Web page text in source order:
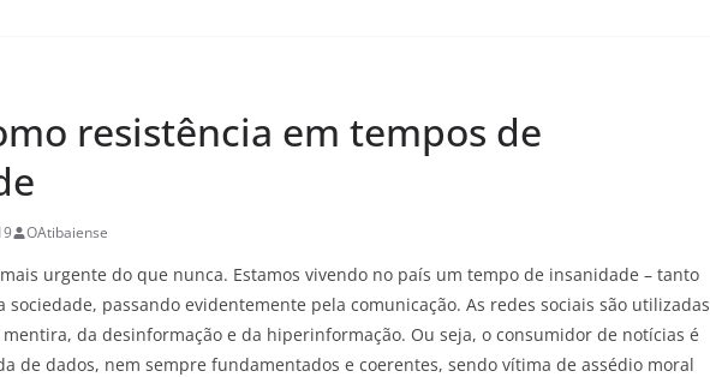
resistência em tempos de
OAtibaiense
urgente do que nunca. Estamos vivendo no país um tempo de insanidade – tanto
passando evidentemente pela comunicação. As redes sociais são utilizadas
da desinformação e da hiperinformação. Ou seja, o consumidor de notícias é
de dados, nem sempre fundamentados e coerentes, sendo vítima de assédio moral